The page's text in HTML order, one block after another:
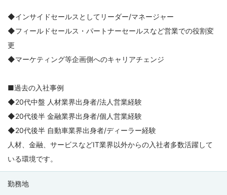
◆インサイドセールスとしてリーダー/マネージャー
◆フィールドセールス・パートナーセールスなど営業での役割変
更
◆マーケティング等企画側へのキャリアチェンジ
■過去の入社事例
◆20代中盤 人材業界出身者/法人営業経験
◆20代後半 金融業界出身者/個人営業経験
◆20代後半 自動車業界出身者/ディーラー経験
人材、金融、サービスなどIT業界以外からの入社者多数活躍して
いる環境です。
勤務地